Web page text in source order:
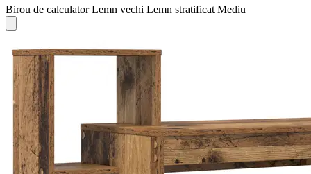
Birou de calculator Lemn vechi Lemn stratificat Mediu